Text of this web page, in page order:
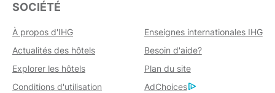
SOCIÉTÉ
À propos d'IHG
Enseignes internationales IHG
Actualités des hôtels
Besoin d'aide?
Explorer les hôtels
Plan du site
Conditions d'utilisation
AdChoices